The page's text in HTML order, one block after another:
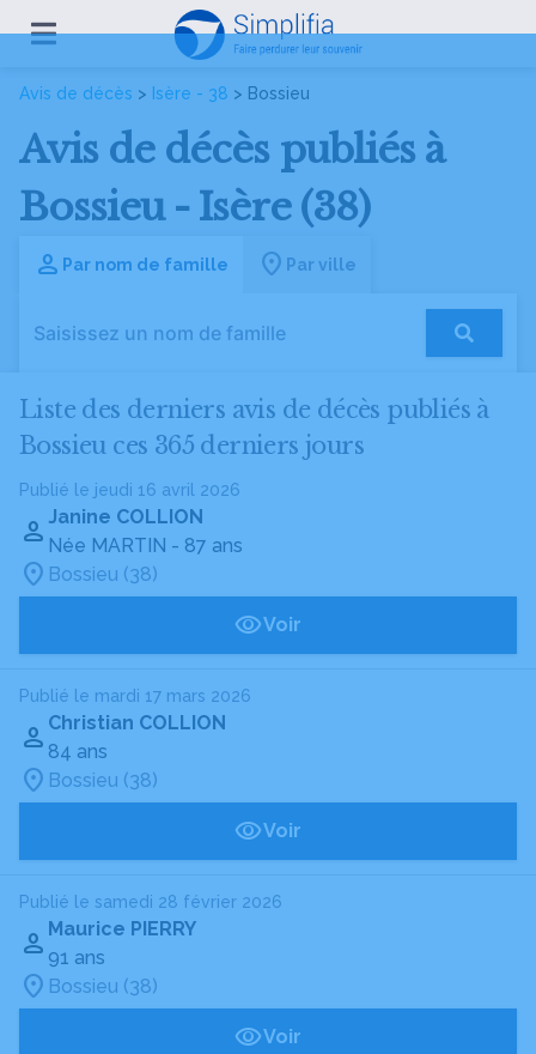
Avis de décès > Isère - 38 > Bossieu
Avis de décès publiés à
Bossieu - Isère (38)
Par nom de famille Par ville
Liste des derniers avis de décès publiés à
Bossieu ces 365 derniers jours
Publié le jeudi 16 avril 2026
Janine COLLION
Née MARTIN - 87 ans
Bossieu (38)
Voir
Publié le mardi 17 mars 2026
Christian COLLION
84 ans
Bossieu (38)
Voir
Publié le samedi 28 février 2026
Maurice PIERRY
91 ans
Bossieu (38)
Voir